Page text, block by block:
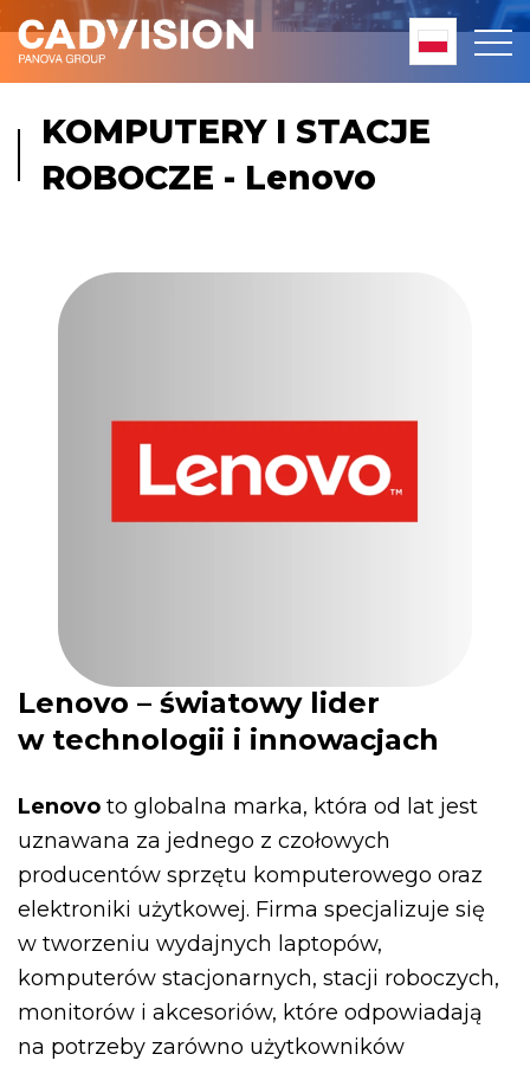
KOMPUTERY I STACJE
ROBOCZE - Lenovo
Lenovo – światowy lider
w technologii i innowacjach
Lenovo to globalna marka, która od lat jest
uznawana za jednego z czołowych
producentów sprzętu komputerowego oraz
elektroniki użytkowej. Firma specjalizuje się
w tworzeniu wydajnych laptopów,
komputerów stacjonarnych, stacji roboczych,
monitorów i akcesoriów, które odpowiadają
na potrzeby zarówno użytkowników